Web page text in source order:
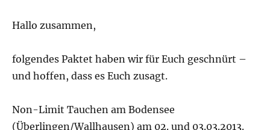
Hallo zusammen,
folgendes Paktet haben wir für Euch geschnürt –
und hoffen, dass es Euch zusagt.
Non-Limit Tauchen am Bodensee
(Überlingen/Wallhausen) am 02. und 03.03.2013.